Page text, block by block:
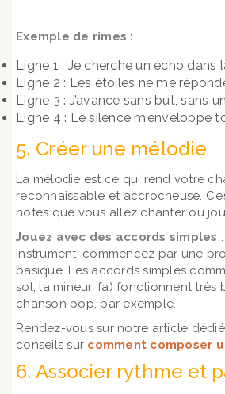
Exemple de rimes :
Ligne 1 : Je cherche un écho dans
Ligne 2 : Les étoiles ne me
Ligne 3 : J’avance sans but, sans
Ligne 4 : Le silence m’enveloppe
5. Créer une mélodie
La mélodie est ce qui rend votre
reconnaissable et accrocheuse.
notes que vous allez chanter ou
Jouez avec des accords simples
instrument, commencez par une
basique. Les accords simples
sol, la mineur, fa) fonctionnent très
chanson pop, par exemple.
Rendez-vous sur notre article
conseils sur comment composer
6. Associer rythme et